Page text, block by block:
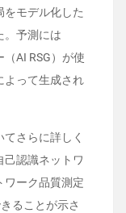
モデル化した
。予測には
AI RSG）が使
よって生成され
さらに詳しく
認識ネットワ
ワーク品質測定
ることが示さ